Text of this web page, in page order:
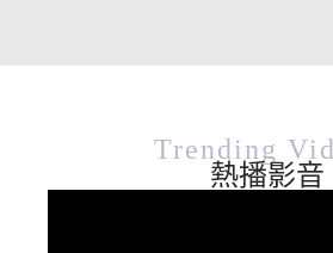
Trending
熱播影音